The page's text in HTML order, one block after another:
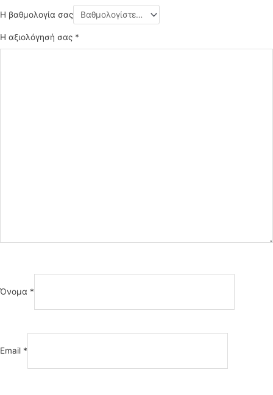
Η βαθμολογία σας
Η αξιολόγησή σας *
Όνομα *
Email *